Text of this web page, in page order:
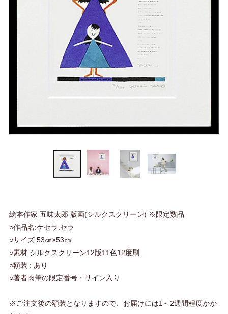
絵本作家 五味太郎 版画(シルクスクリーン) ※限定数品
○作品名:ケセラ.セラ
○サイズ:53㎝×53㎝
○素材:シルクスクリーン12版11色12度刷
○額装 : あり
○著者肉筆の限定番号・サイン入り
※ご注文後の額装となりますので、お届けには1～2週間程度かか